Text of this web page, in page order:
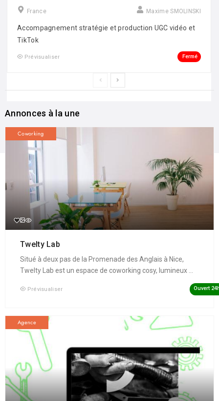
France Maxime SMOLINSKI
Accompagnement stratégie et production UGC vidéo et
TikTok
Prévisualiser Fermé
Annonces à la une
Coworking
Twelty Lab
Situé à deux pas de la Promenade des Anglais à Nice,
Twelty Lab est un espace de coworking cosy, lumineux ...
Prévisualiser Ouvert
Agence